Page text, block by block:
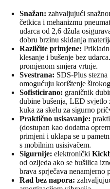
Snažan: zahvaljujući
četkica i mehanizmu
udarca od 2,6 džula
dobru brzinu skidanja
Različite primjene:
klesanje i bušenje bez
promjenom smjera vrtnje.
Svestrana: SDS-Plus
omogućuju korištenje
Sofisticirano: graničnik
dubine bušenja, LED
kuka za skelu za sigurno
Praktično usisavanje:
(dostupan kao dodatna
primjeni i uklapa se u
s mobilnim usisivačem.
Sigurnije: elektronički
od ozljeda ako se bušilica
brava sprječava nenamjerno
Rad bez napora: